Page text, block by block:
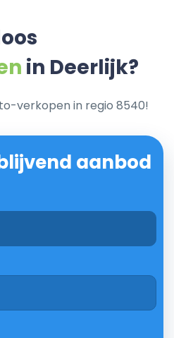
in Deerlijk?
verkopen in regio 8540!
aanbod